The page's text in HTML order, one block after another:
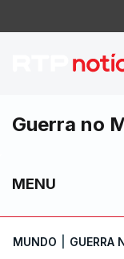
Plano
Guerra no
MENU
MUNDO GUERRA